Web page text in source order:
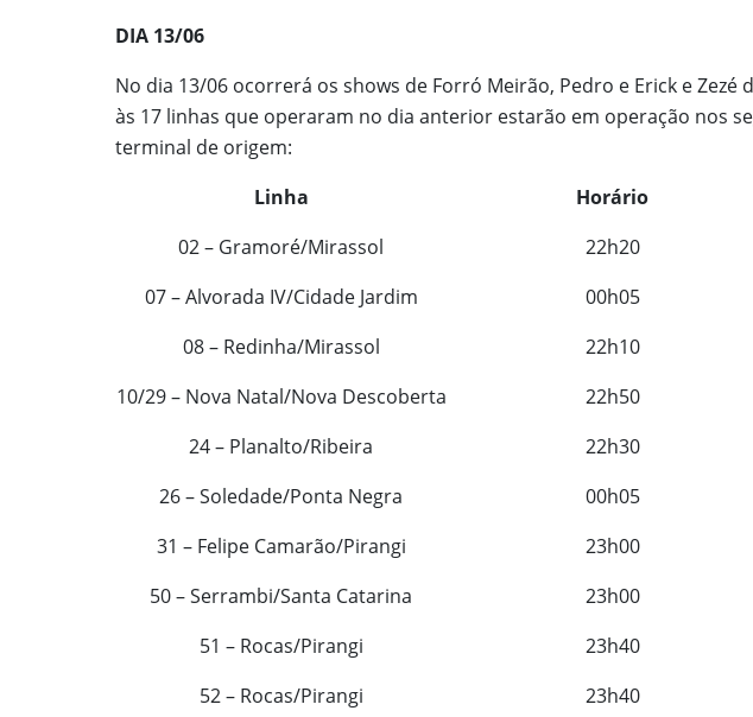
DIA 13/06
No dia 13/06 ocorrerá os shows de Forró Meirão, Pedro e Erick e Zezé
às 17 linhas que operaram no dia anterior estarão em operação nos
terminal de origem:
Linha
Horário
02 – Gramoré/Mirassol
22h20
07 – Alvorada IV/Cidade Jardim
00h05
08 – Redinha/Mirassol
22h10
10/29 – Nova Natal/Nova Descoberta
22h50
24 – Planalto/Ribeira
22h30
26 – Soledade/Ponta Negra
00h05
31 – Felipe Camarão/Pirangi
23h00
50 – Serrambi/Santa Catarina
23h00
51 – Rocas/Pirangi
23h40
52 – Rocas/Pirangi
23h40